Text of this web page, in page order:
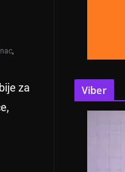
,
za
Viber